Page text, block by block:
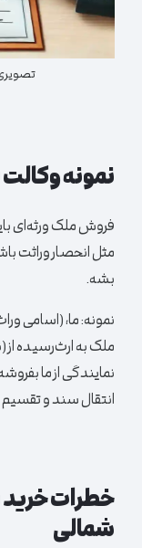
نمونه
فروش ملک ورثه‌ای
مثل انحصار وراثت
بشه.
نمونه:ما، (اسامی
ملک به ارث‌رسیده از
نمایندگی از ما
انتقال سند و
خطرات
شمالی